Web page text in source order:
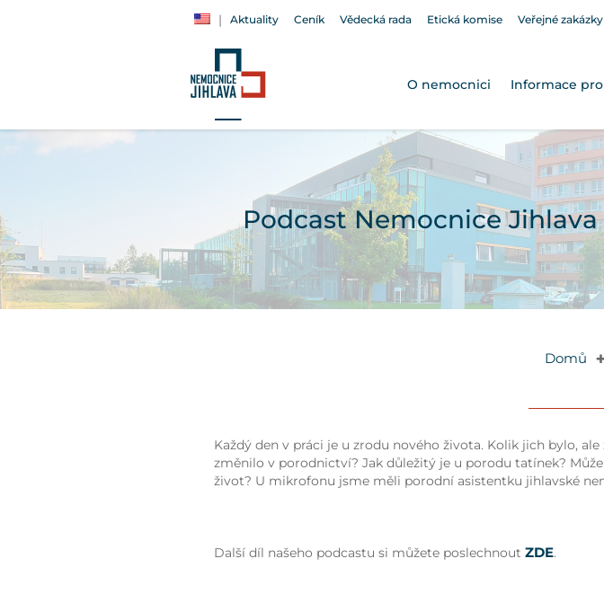
Aktuality Ceník Vědecká rada Etická komise Veřejné zakázky
O nemocnici Informace
Podcast Nemocnice
Domů
Každý den v práci je u zrodu nového života. Kolik jich bylo,
změnilo v porodnictví? Jak důležitý je u porodu tatínek?
život? U mikrofonu jsme měli porodní asistentku jihlavské
Další díl našeho podcastu si můžete poslechnoutZDE.